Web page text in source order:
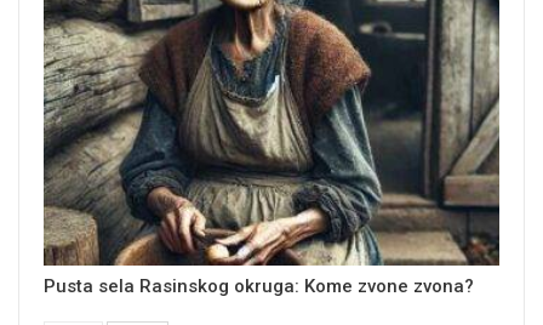
Pusta sela Rasinskog okruga: Kome zvone zvona?